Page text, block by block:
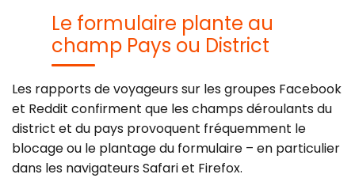
Le formulaire plante au
champ Pays ou District
Les rapports de voyageurs sur les groupes Facebook
et Reddit confirment que les champs déroulants du
district et du pays provoquent fréquemment le
blocage ou le plantage du formulaire – en particulier
dans les navigateurs Safari et Firefox.